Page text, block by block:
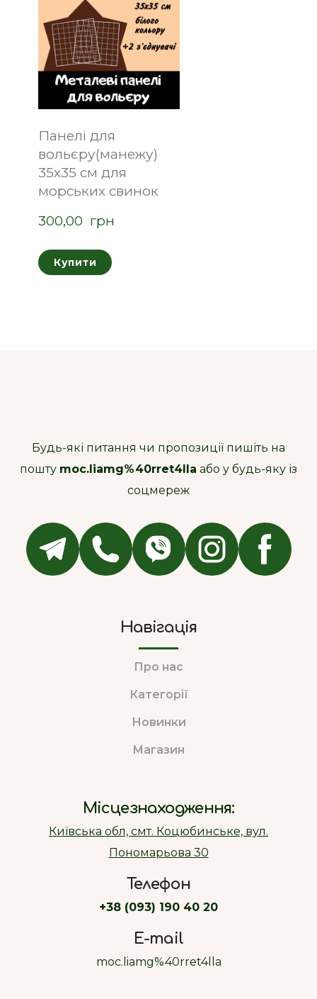
Панелі для
вольєру(манежу)
35х35 см для
морських свинок
300,00  грн
Купити
Будь-які питання чи пропозиції пишіть на
пошту moc.liamg%40rret4lla або у будь-яку із
соцмереж
Навігація
Про нас
Категорії
Новинки
Магазин
Місцезнаходження:
Київська обл, смт. Коцюбинське, вул.
Пономарьова 30
Телефон
+38 (093) 190 40 20
E-mail
moc.liamg%40rret4lla